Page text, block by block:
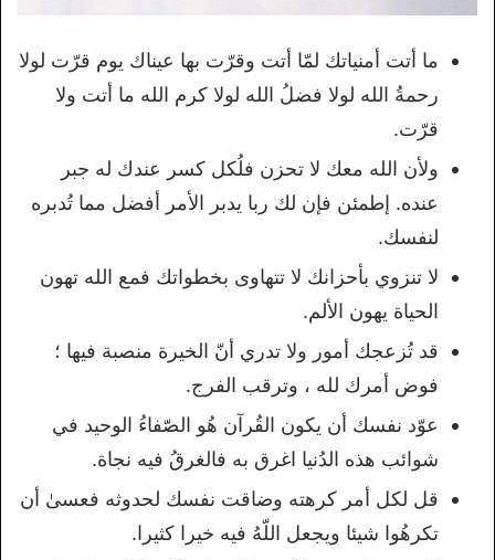
ما أتت أمنياتك لمّا أتت وقرّت بها عيناك يوم قرّت لولا
رحمةُ الله لولا فضلُ الله لولا كرم الله ما أتت ولا
قرّت.
ولأن الله معك لا تحزن فلُكل كسر عندك له جبر
عنده. إطمئن فإن لك ربا يدبر الأمر أفضل مما تُدبره
لنفسك.
لا تنزوي بأحزانك لا تتهاوى بخطواتك فمع الله تهون
الحياة يهون الألم.
قد تُزعجك أمور ولا تدري أنّ الخيرة منصبة فيها ؛
فوض أمرك لله ، وترقب الفرج.
عوّد نفسك أن يكون القُرآن هُو الصّفاءُ الوحيد في
شوائب هذه الدُنيا اغرق به فالغرقُ فيه نجاة.
قل لكل أمر كرهته وضاقت نفسك لحدوثه فعسىٰ أن
تكرهُوا شيئا ويجعل اللّهُ فيه خيرا كثيرا.